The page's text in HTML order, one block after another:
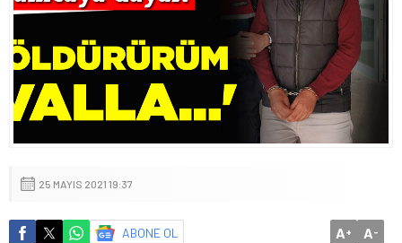
25 MAYIS 2021 19:37
ABONE OL A+ A-